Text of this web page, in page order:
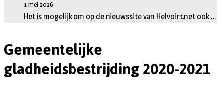
1 mei 2026
Het is mogelijk om op de nieuwssite van Helvoirt.net ook …
Gemeentelijke
gladheidsbestrijding 2020-2021